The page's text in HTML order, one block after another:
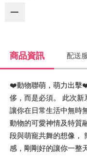
商品資訊 配送
❤️動物聯萌，萌力出擊
侈，而是必須。 此次新
讓你在日常生活中無時
動物的可愛神情及特質
段與萌寵共舞的想像，
感，剛剛好的讓你一整